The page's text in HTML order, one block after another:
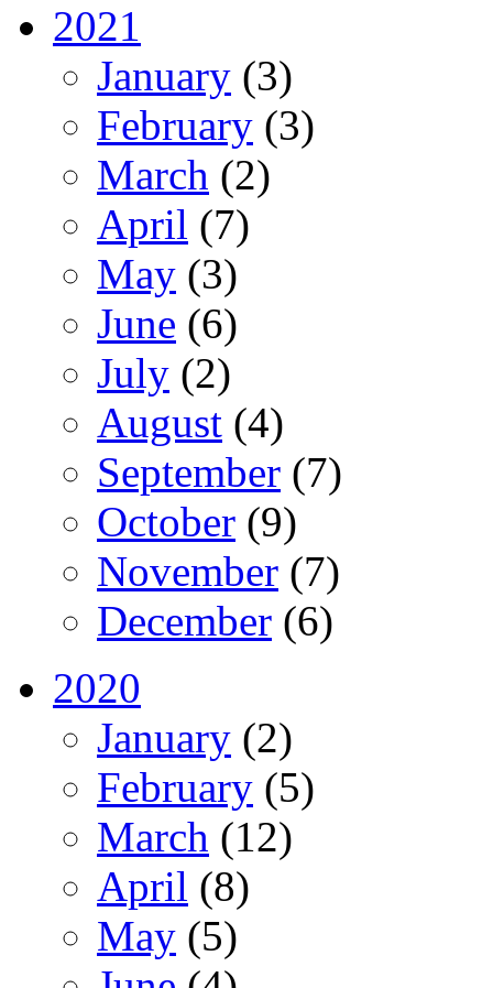
2021
January (3)
February (3)
March (2)
April (7)
May (3)
June (6)
July (2)
August (4)
September (7)
October (9)
November (7)
December (6)
2020
January (2)
February (5)
March (12)
April (8)
May (5)